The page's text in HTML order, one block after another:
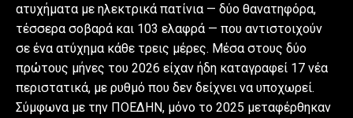
ατυχήματα με ηλεκτρικά πατίνια — δύο θανατηφόρα,
τέσσερα σοβαρά και 103 ελαφρά — που αντιστοιχούν
σε ένα ατύχημα κάθε τρεις μέρες. Μέσα στους δύο
πρώτους μήνες του 2026 είχαν ήδη καταγραφεί 17 νέα
περιστατικά, με ρυθμό που δεν δείχνει να υποχωρεί.
Σύμφωνα με την ΠΟΕΔΗΝ, μόνο το 2025 μεταφέρθηκαν